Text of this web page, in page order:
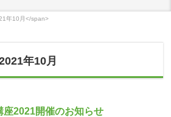
年10月</span>
年10月
座2021開催のお知らせ